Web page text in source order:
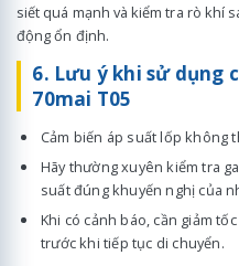
siết quá mạnh và kiểm tra rò khí
động ổn định.
6. Lưu ý khi sử dụng
70mai T05
Cảm biến áp suất lốp không
Hãy thường xuyên kiểm tra
suất đúng khuyến nghị của
Khi có cảnh báo, cần giảm
trước khi tiếp tục di chuyển.